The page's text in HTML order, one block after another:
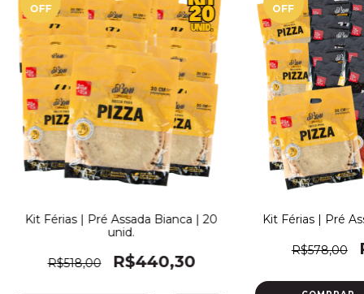
OFF
Kit Férias | Pré Assada Bianca | 20
unid.
R$518,00 R$440,30
OFF
Kit Férias | Pré
R$578,00